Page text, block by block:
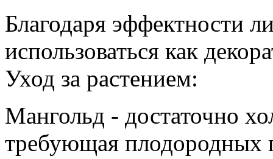
Благодаря эффектности
использоваться как
Уход за растением:
Мангольд - достаточно
требующая плодородных